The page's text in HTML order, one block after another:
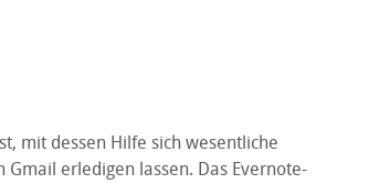
mit dessen Hilfe sich wesentliche
erledigen lassen. Das Evernote-